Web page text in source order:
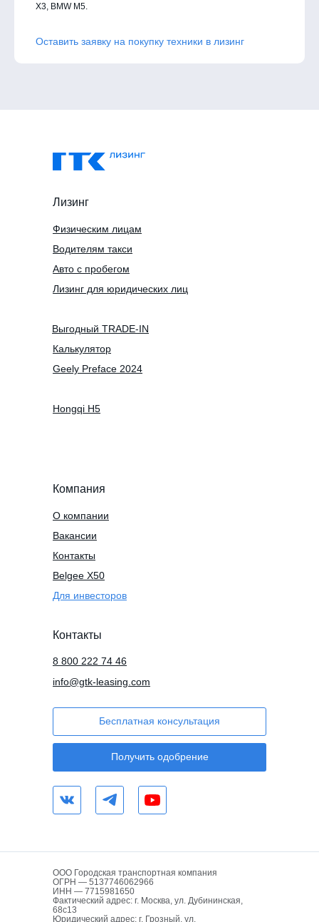
X3, BMW M5.
Оставить заявку на покупку техники в лизинг
Компания
О компании
Вакансии
Контакты
Для инвесторов
Контакты
info@gtk-leasing.com
Бесплатная консультация
Лизинг
Водителям такси
Физическим лицам
Получить одобрение
Авто с пробегом
Belgee X50
Лизинг для юридических лиц
Калькулятор
Hongqi H5
8 800 222 74 46
Выгодный TRADE-IN
Geely Preface 2024
ООО Городская транспортная компания
ОГРН — 5137746062966
ИНН — 7715981650
Фактический адрес: г. Москва, ул. Дубининская,
68с13
Юридический адрес: г. Грозный, ул.